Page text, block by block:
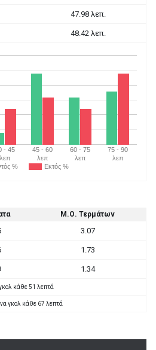
47.98 λεπ.
48.42 λεπ.
% Εκτός %
- 45
λεπ
45 - 60
λεπ
60 - 75
λεπ
75 - 90
λεπ
Μ.Ο. Τερμάτων
3.07
1.73
1.34
κάθε 51 λεπτά
γκολ κάθε 67 λεπτά